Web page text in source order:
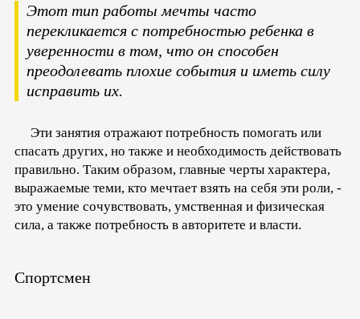
Этот тип работы мечты часто
перекликается с потребностью ребенка в
уверенности в том, что он способен
преодолевать плохие события и иметь силу
исправить их.
Эти занятия отражают потребность помогать или
спасать других, но также и необходимость действовать
правильно. Таким образом, главные черты характера,
выражаемые теми, кто мечтает взять на себя эти роли, -
это умение сочувствовать, умственная и физическая
сила, а также потребность в авторитете и власти.
Спортсмен